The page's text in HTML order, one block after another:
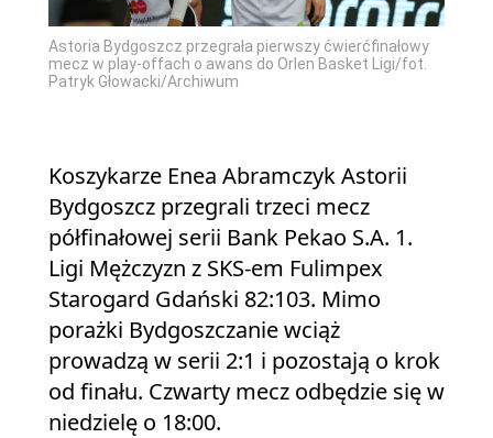
Astoria Bydgoszcz przegrała pierwszy ćwierćfinałowy
mecz w play-offach o awans do Orlen Basket Ligi/fot.
Patryk Głowacki/Archiwum
Koszykarze Enea Abramczyk Astorii
Bydgoszcz przegrali trzeci mecz
półfinałowej serii Bank Pekao S.A. 1.
Ligi Mężczyzn z SKS‑em Fulimpex
Starogard Gdański 82:103. Mimo
porażki Bydgoszczanie wciąż
prowadzą w serii 2:1 i pozostają o krok
od finału. Czwarty mecz odbędzie się w
niedzielę o 18:00.